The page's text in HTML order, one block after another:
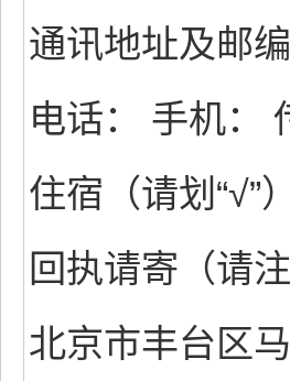
通讯地址及邮
电话： 手机：
住宿（请划“√”
回执请寄（请
北京市丰台区